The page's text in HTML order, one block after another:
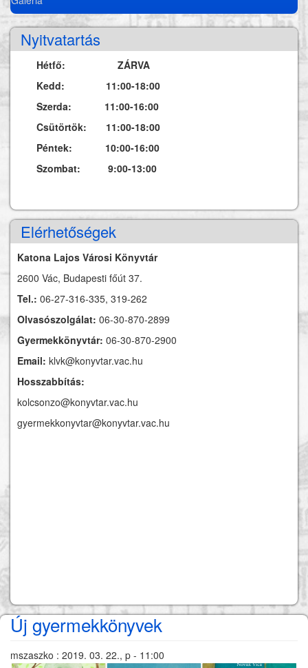
Nyitvatartás
Hétfő: ZÁRVA
Kedd: 11:00-18:00
Szerda: 11:00-16:00
Csütörtök: 11:00-18:00
Péntek: 10:00-16:00
Szombat: 9:00-13:00
Elérhetőségek
Katona Lajos Városi Könyvtár
2600 Vác, Budapesti főút 37.
Tel.: 06-27-316-335, 319-262
Olvasószolgálat: 06-30-870-2899
Gyermekkönyvtár: 06-30-870-2900
Email: klvk@konyvtar.vac.hu
Hosszabbítás:
kolcsonzo@konyvtar.vac.hu
gyermekkonyvtar@konyvtar.vac.hu
Új gyermekkönyvek
mszaszko : 2019. 03. 22., p - 11:00